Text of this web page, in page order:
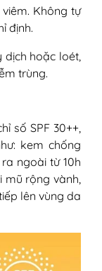
Không tự
định.
dịch hoặc loét,
trùng.
số SPF 30++,
kem chống
ngoài từ 10h
mũ rộng vành,
lên vùng da